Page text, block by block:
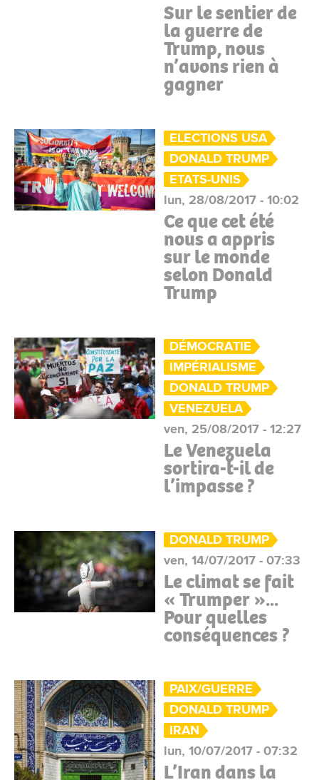
Sur le sentier de
la guerre de
Trump, nous
n’avons rien à
gagner
ELECTIONS USA
DONALD TRUMP
ETATS-UNIS
lun, 28/08/2017 - 10:02
Ce que cet été
nous a appris
sur le monde
selon Donald
Trump
DÉMOCRATIE
IMPÉRIALISME
DONALD TRUMP
VENEZUELA
ven, 25/08/2017 - 12:27
Le Venezuela
sortira-t-il de
l’impasse ?
DONALD TRUMP
ven, 14/07/2017 - 07:33
Le climat se fait
« Trumper »...
Pour quelles
conséquences ?
PAIX/GUERRE
DONALD TRUMP
IRAN
lun, 10/07/2017 - 07:32
L’Iran dans la